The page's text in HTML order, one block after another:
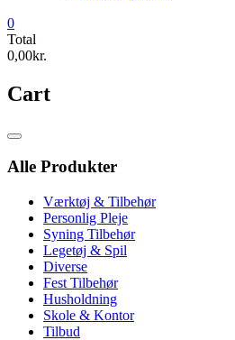
0
Total
0,00kr.
Cart
Catalog
Alle Produkter
Værktøj & Tilbehør
Personlig Pleje
Syning Tilbehør
Legetøj & Spil
Diverse
Fest Tilbehør
Husholdning
Skole & Kontor
Tilbud